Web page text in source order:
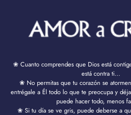
❀ Cuanto comprendes que Dios está
está contra ti...
❀ No permitas que tu corazón se
entrégale a Él todo lo que te preocupa y
puede hacer todo, menos
❀ Si tu día se ve gris, puede deberse a